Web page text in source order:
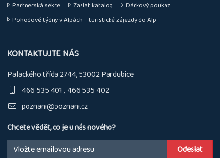
Partnerská sekce
Zaslat katalog
Dárkový poukaz
Pohodové týdny v Alpách – turistické zájezdy do Alp
KONTAKTUJTE NÁS
Palackého třída 2744, 53002 Pardubice
466 535 401 466 535 402
poznani@poznani.cz
Chcete vědět, co je u nás nového?
Email: